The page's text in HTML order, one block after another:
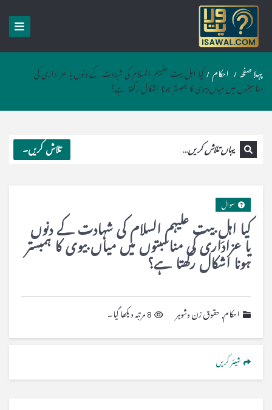
پہلا صفحہ / احکام / کیا اہلِ بیت علیہم السلام کی شہادت کے دنوں یا عزاداری کی
مناسبتوں میں میاں بیوی کا ہمبستر ہونا اشکال رکھتا ہے؟
تلاش کریں۔
کیا اہلِ بیت علیہم السلام کی شہادت کے دنوں
یا عزاداری کی مناسبتوں میں میاں بیوی کا ہمبستر
ہونا اشکال رکھتا ہے؟
سوال
احکام, حقوق زن وشوہر 8 مرتبہ دیکھا گیا۔
شیئر کریں